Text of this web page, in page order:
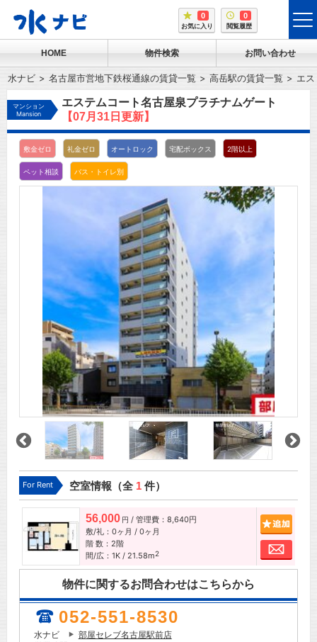
0
お気に入り
0
閲覧履歴
HOME 物件検索 お問い合わせ
水ナビ 名古屋市営地下鉄桜通線の賃貸一覧 高岳駅の賃貸一覧 エ
マンション
Mansion
エステムコート名古屋泉プラチナムゲート
【07月31日更新】
敷金ゼロ 礼金ゼロ オートロック 宅配ボックス 2階以上
ペット相談 バス・トイレ別
For Rent 空室情報（全 1件）
56,000 円 / 管理費：8,640円
敷/礼：0ヶ月 / 0ヶ月
階 数：2階
間/広：1K / 21.58m2
お問
物件に関するお問合わせはこちらから
052-551-8530
水ナビ
部屋セレブ名古屋駅前店